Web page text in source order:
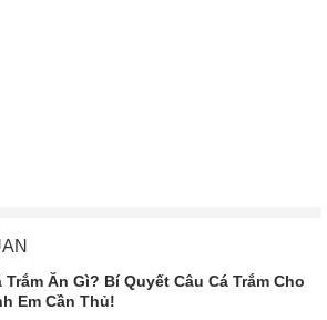
Trắm Ăn Gì? Bí Quyết Câu Cá Trắm Cho
Em Cần Thủ!